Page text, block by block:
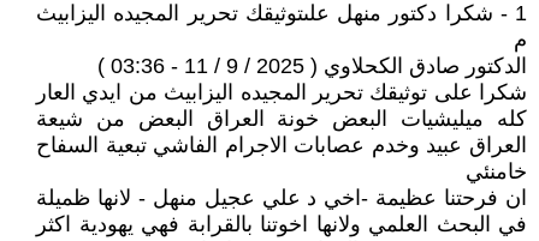
1 - شكرا دكتور منهل علىتوثيقك تحرير المجيده اليزابيث
م
الدكتور صادق الكحلاوي ( 2025 / 9 / 11 - 03:36 )
شكرا على توثيقك تحرير المجيده اليزابيث من ايدي العار
كله ميليشيات البعض خونة العراق البعض من شيعة
العراق عبيد وخدم عصابات الاجرام الفاشي تبعية السفاح
خامنئي
ان فرحتنا عظيمة -اخي د علي عجيل منهل - لانها ظميلة
في البحث العلمي ولانها اخوتنا بالقرابة فهي يهودية اكثر